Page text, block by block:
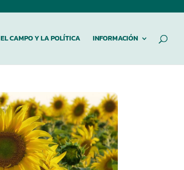
EL CAMPO Y LA POLÍTICA INFORMACIÓN